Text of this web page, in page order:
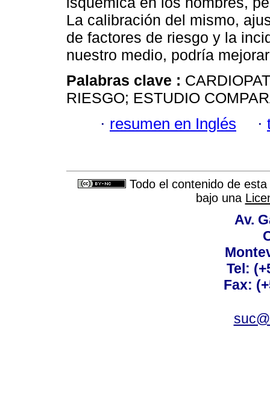
La calibración del mismo,
de factores de riesgo y la
nuestro medio, podría
Palabras clave :
RIESGO; ESTUDIO
· resumen en Inglés ·
Todo el contenido de
bajo una
Av.
Tel:
Fax: